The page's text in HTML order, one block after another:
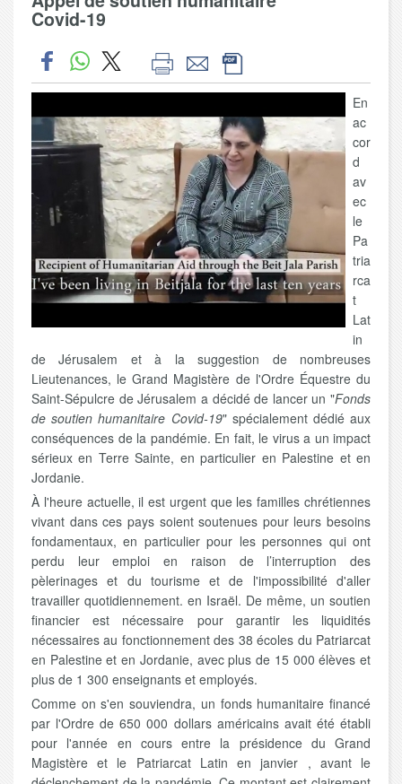
Covid-19
En
ac
cor
d
av
ec
le
Pa
tria
rca
t
Lat
in
de Jérusalem et à la suggestion de nombreuses
Lieutenances, le Grand Magistère de l'Ordre Équestre du
Saint-Sépulcre de Jérusalem a décidé de lancer un "Fonds
de soutien humanitaire Covid-19" spécialement dédié aux
conséquences de la pandémie. En fait, le virus a un impact
sérieux en Terre Sainte, en particulier en Palestine et en
Jordanie.
À l'heure actuelle, il est urgent que les familles chrétiennes
vivant dans ces pays soient soutenues pour leurs besoins
fondamentaux, en particulier pour les personnes qui ont
perdu leur emploi en raison de l’interruption des
pèlerinages et du tourisme et de l'impossibilité d'aller
travailler quotidiennement. en Israël. De même, un soutien
financier est nécessaire pour garantir les liquidités
nécessaires au fonctionnement des 38 écoles du Patriarcat
en Palestine et en Jordanie, avec plus de 15 000 élèves et
plus de 1 300 enseignants et employés.
Comme on s'en souviendra, un fonds humanitaire financé
par l'Ordre de 650 000 dollars américains avait été établi
pour l'année en cours entre la présidence du Grand
Magistère et le Patriarcat Latin en janvier , avant le